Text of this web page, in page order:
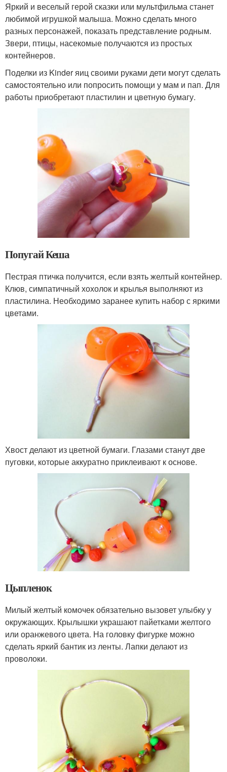
Яркий и веселый герой сказки или мультфильма станет
любимой игрушкой малыша. Можно сделать много
разных персонажей, показать представление родным.
Звери, птицы, насекомые получаются из простых
контейнеров.
Поделки из Kinder яиц своими руками дети могут сделать
самостоятельно или попросить помощи у мам и пап. Для
работы приобретают пластилин и цветную бумагу.
Попугай Кеша
Пестрая птичка получится, если взять желтый контейнер.
Клюв, симпатичный хохолок и крылья выполняют из
пластилина. Необходимо заранее купить набор с яркими
цветами.
Хвост делают из цветной бумаги. Глазами станут две
пуговки, которые аккуратно приклеивают к основе.
Цыпленок
Милый желтый комочек обязательно вызовет улыбку у
окружающих. Крылышки украшают пайетками желтого
или оранжевого цвета. На головку фигурке можно
сделать яркий бантик из ленты. Лапки делают из
проволоки.